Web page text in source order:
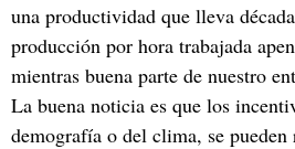
una productividad que lleva
producción por hora trabajada
mientras buena parte de nuestro
La buena noticia es que los
demografía o del clima, se pueden